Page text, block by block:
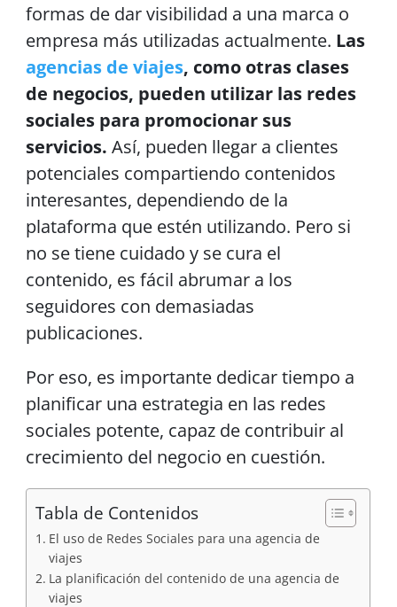
formas de dar visibilidad a una marca o
empresa más utilizadas actualmente. Las
agencias de viajes, como otras clases
de negocios, pueden utilizar las redes
sociales para promocionar sus
servicios.Así, pueden llegar a clientes
potenciales compartiendo contenidos
interesantes, dependiendo de la
plataforma que estén utilizando. Pero si
no se tiene cuidado y se cura el
contenido, es fácil abrumar a los
seguidores con demasiadas
publicaciones.
Por eso, es importante dedicar tiempo a
planificar una estrategia en las redes
sociales potente, capaz de contribuir al
crecimiento del negocio en cuestión.
Tabla de Contenidos
El uso de Redes Sociales para una agencia de
viajes
La planificación del contenido de una agencia de
viajes